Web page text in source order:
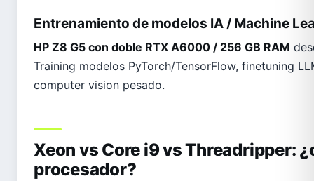
Entrenamiento de modelos IA / Machine
HP Z8 G5 con doble RTX A6000 / 256 GB RAM
Training modelos PyTorch/TensorFlow, finetuning
computer vision pesado.
Xeon vs Core i9 vs Threadripper:
procesador?